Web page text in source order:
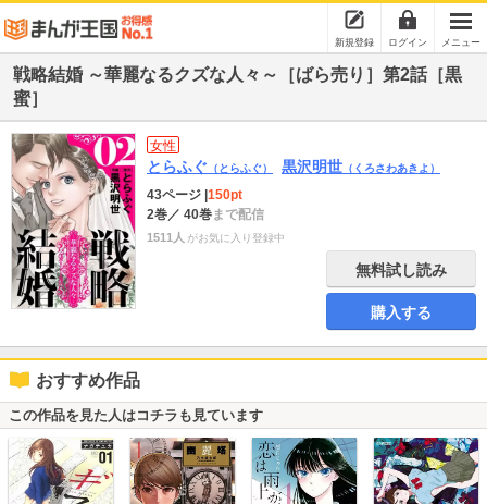
新規登録 ログイン メニュー
戦略結婚 ～華麗なるクズな人々～［ばら売り］第2話［黒
蜜］
女性
とらふぐ （とらふぐ） 黒沢明世 （くろさわあきよ）
43ページ 150pt
2巻／ 40巻まで配信
1511人 がお気に入り登録中
無料試し読み
購入する
おすすめ作品
この作品を見た人はコチラも見ています